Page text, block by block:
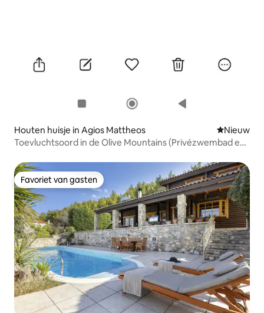
Houten huisje in Agios Mattheos Nieuwe
Nieuw
Toevluchtsoord in de Olive Mountains (Privézwembad en
Favoriet van gasten
Favoriet van gasten